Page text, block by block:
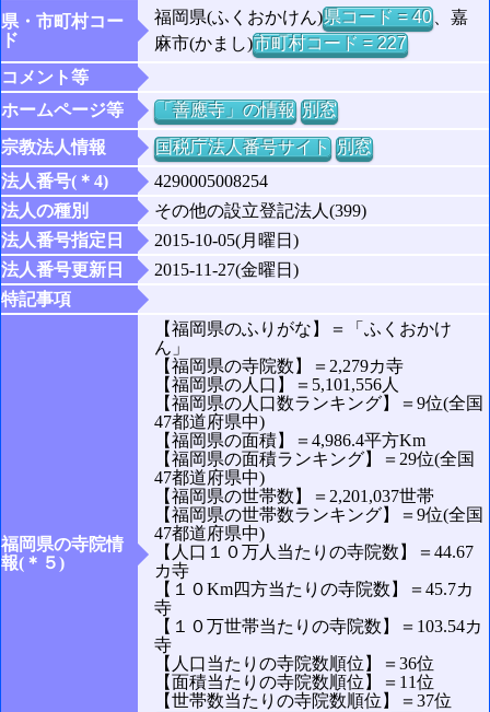
県・市町村コー
ド
福岡県(ふくおかけん)県コード = 40、嘉
麻市(かまし)市町村コード = 227
コメント等
ホームページ等
「善應寺」の情報 別窓
宗教法人情報
国税庁法人番号サイト 別窓
法人番号(＊4)
4290005008254
法人の種別
その他の設立登記法人(399)
法人番号指定日
2015-10-05(月曜日)
法人番号更新日
2015-11-27(金曜日)
特記事項
福岡県の寺院情
報(＊５)
【福岡県のふりがな】＝「ふくおかけ
ん」
【福岡県の寺院数】＝2,279カ寺
【福岡県の人口】＝5,101,556人
【福岡県の人口数ランキング】＝9位(全国
47都道府県中)
【福岡県の面積】＝4,986.4平方Km
【福岡県の面積ランキング】＝29位(全国
47都道府県中)
【福岡県の世帯数】＝2,201,037世帯
【福岡県の世帯数ランキング】＝9位(全国
47都道府県中)
【人口１０万人当たりの寺院数】＝44.67
カ寺
【１０Km四方当たりの寺院数】＝45.7カ
寺
【１０万世帯当たりの寺院数】＝103.54カ
寺
【人口当たりの寺院数順位】＝36位
【面積当たりの寺院数順位】＝11位
【世帯数当たりの寺院数順位】＝37位